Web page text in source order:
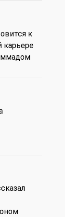
к
карьере